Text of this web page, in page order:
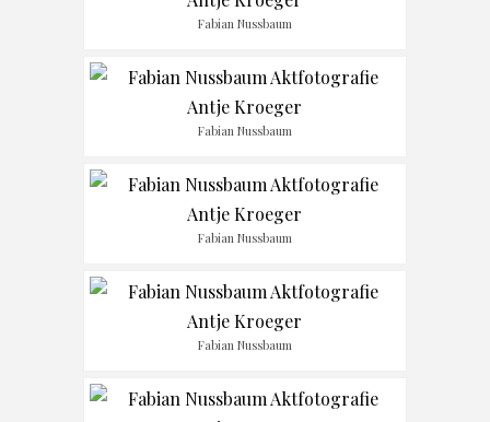
Fabian Nussbaum
Fabian Nussbaum
Fabian Nussbaum
Fabian Nussbaum